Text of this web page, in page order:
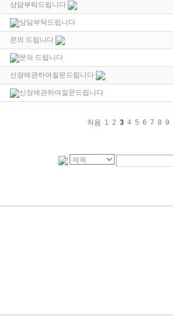
상담부탁드립니다
상담부탁드립니다
문의 드립니다
문의 드립니다
신장에관하여질문드립니다
신장에관하여질문드립니다
처음 1 2 3 4 5 6 7 8 9